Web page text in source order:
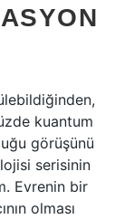
kuantum
görüşünü
serisinin
Evrenin bir
olması